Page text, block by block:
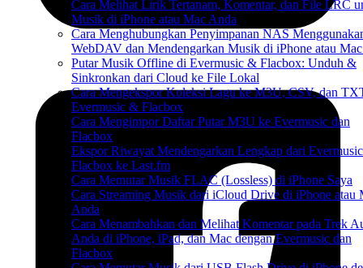
Cara Melihat Lirik Tertanam, Komentar, dan File LRC
Musik di iPhone atau Mac Anda
Cara Menghubungkan Penyimpanan NAS
WebDAV dan Mendengarkan Musik di iPhone atau
Putar Musik Offline di Evermusic & Flacbox: Unduh &
Sinkronkan dari Cloud ke File Lokal
Cara Mengekspor Koleksi Lagu ke M3U, CSV, dan
Evermusic & Flacbox
Cara Mengimpor Daftar Putar M3U ke Evermusic dan
Flacbox
Ekspor Riwayat Mendengarkan Lengkap dari
Flacbox ke Last.fm
Cara Memutar Musik FLAC (Lossless) di iPhone Saya
Cara Streaming Musik dari iCloud Drive di iPhone atau
Anda
Cara Menambahkan dan Melihat Komentar pada Trek
Anda di iPhone, iPad, dan Mac dengan Evermusic dan
Flacbox